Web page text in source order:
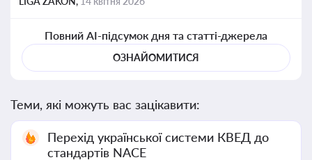
Повний AI-підсумок дня та статті-джерела
ОЗНАЙОМИТИСЯ
Теми, які можуть вас зацікавити:
Перехід української системи КВЕД до
стандартів NACE